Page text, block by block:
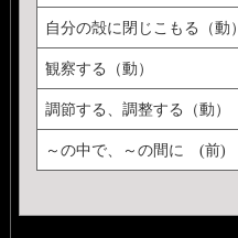
自分の殻に閉じこもる（動）
観察する（動）
調節する、調整する（動）
～の中で、～の間に (前)